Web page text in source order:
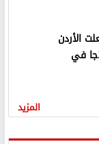
الأردن
في
المزيد